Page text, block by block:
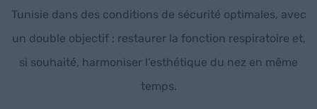
Tunisie dans des conditions de sécurité optimales, avec
un double objectif : restaurer la fonction respiratoire et,
si souhaité, harmoniser l’esthétique du nez en même
temps.